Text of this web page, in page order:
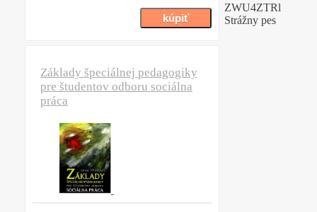
Základy špeciálnej pedagogiky
pre študentov odboru sociálna
práca
ZWU4ZTRl
Strážny pes